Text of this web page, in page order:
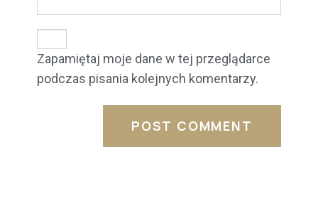
Zapamiętaj moje dane w tej przeglądarce
podczas pisania kolejnych komentarzy.